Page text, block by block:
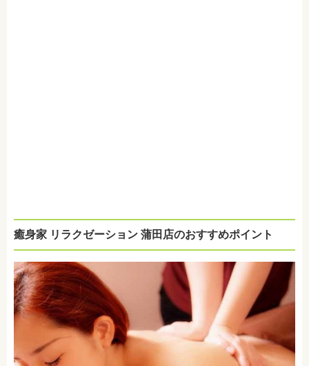
癒身家 リラクゼーション 蒲田店のおすすめポイント